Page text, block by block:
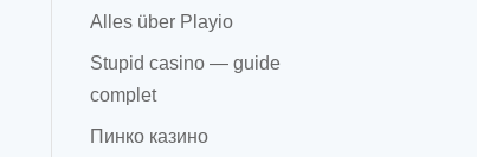
Alles über Playio
Stupid casino — guide
complet
Пинко казино